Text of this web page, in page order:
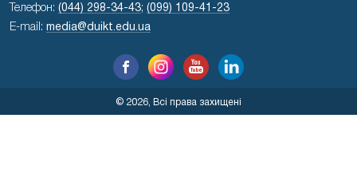
Телефон: (044) 298-34-43; (099) 109-41-23
E-mail: media@duikt.edu.ua
© 2026, Всі права захищені